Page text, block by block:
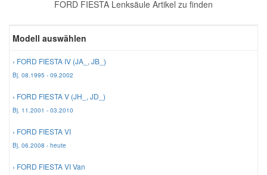
FORD FIESTA Lenksäule Artikel zu finden
Modell auswählen
› FORD FIESTA IV (JA_, JB_)
Bj. 08.1995 - 09.2002
› FORD FIESTA V (JH_, JD_)
Bj. 11.2001 - 03.2010
› FORD FIESTA VI
Bj. 06.2008 - heute
› FORD FIESTA VI Van
Zündanlage und Glühanlage